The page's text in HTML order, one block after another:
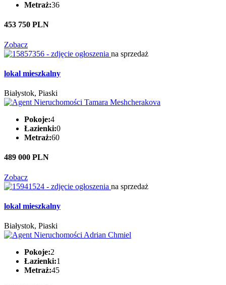
Metraż:36
453 750 PLN
Zobacz
na sprzedaż
lokal mieszkalny
Białystok, Piaski
Pokoje:4
Łazienki:0
Metraż:60
489 000 PLN
Zobacz
na sprzedaż
lokal mieszkalny
Białystok, Piaski
Pokoje:2
Łazienki:1
Metraż:45